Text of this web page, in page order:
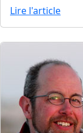
Lire l'article